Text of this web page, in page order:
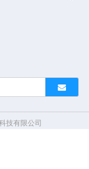
技有限公司